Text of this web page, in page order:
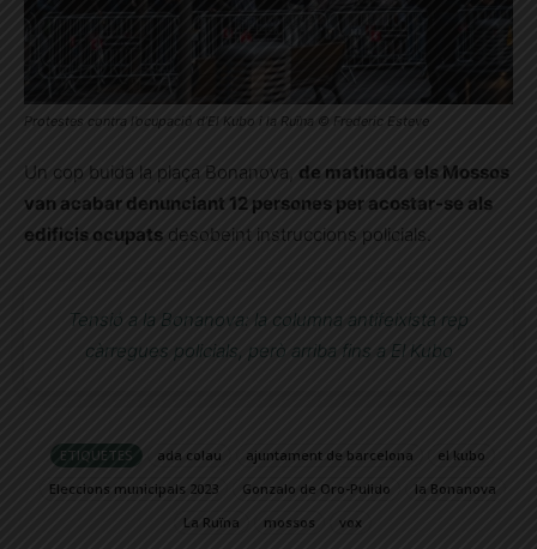
Protestes contra l’ocupació d’El Kubo i la Ruïna © Frederic Esteve
Un cop buida la plaça Bonanova, de matinada els Mossos
van acabar denunciant 12 persones per acostar-se als
edificis ocupats desobeint instruccions policials.
Tensió a la Bonanova: la columna antifeixista rep
càrregues policials, però arriba fins a El Kubo
ETIQUETES ada colau ajuntament de barcelona
el kubo
Eleccions municipals 2023
Gonzalo de Oro-Pulido
la Bonanova
La Ruïna
mossos vox